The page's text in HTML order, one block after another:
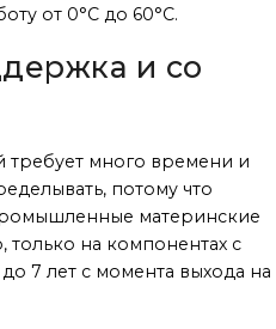
от 0°С до 60°С.
и со​
требует много времени и
потому что
материнские
только на компонентах с
7 лет с момента выхода на